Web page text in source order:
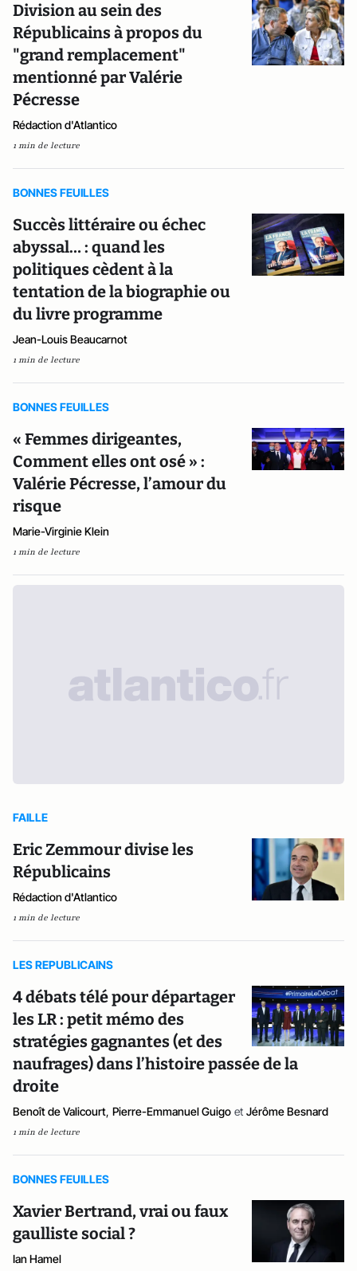
Division au sein des
Républicains à propos du
"grand remplacement"
mentionné par Valérie
Pécresse
Rédaction d'Atlantico
1 min de lecture
BONNES FEUILLES
Succès littéraire ou échec
abyssal… : quand les
politiques cèdent à la
tentation de la biographie ou
du livre programme
Jean-Louis Beaucarnot
1 min de lecture
BONNES FEUILLES
« Femmes dirigeantes,
Comment elles ont osé » :
Valérie Pécresse, l’amour du
risque
Marie-Virginie Klein
1 min de lecture
FAILLE
Eric Zemmour divise les
Républicains
Rédaction d'Atlantico
1 min de lecture
LES REPUBLICAINS
4 débats télé pour départager
les LR : petit mémo des
stratégies gagnantes (et des
naufrages) dans l’histoire passée de la
droite
Benoît de Valicourt, Pierre-Emmanuel Guigo et Jérôme Besnard
1 min de lecture
BONNES FEUILLES
Xavier Bertrand, vrai ou faux
gaulliste social ?
Ian Hamel